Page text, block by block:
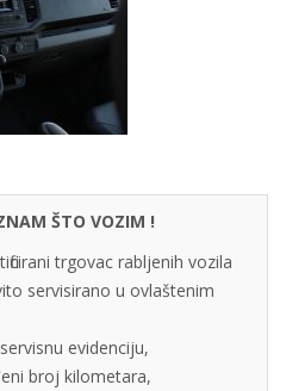
ŠTO VOZIM !
trgovac rabljenih vozila
servisirano u ovlaštenim
evidenciju,
broj kilometara,